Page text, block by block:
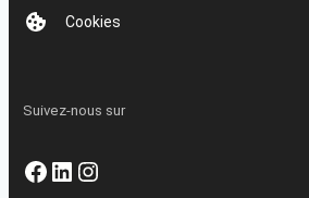
Cookies
Suivez-nous sur
Facebook
LinkedIn
Instagram